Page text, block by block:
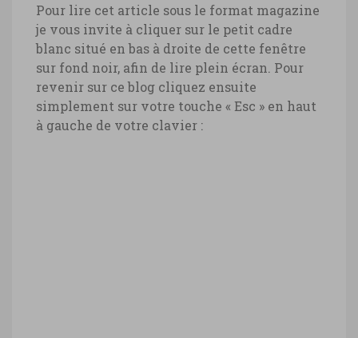
Pour lire cet article sous le format magazine
je vous invite à cliquer sur le petit cadre
blanc situé en bas à droite de cette fenêtre
sur fond noir, afin de lire plein écran. Pour
revenir sur ce blog cliquez ensuite
simplement sur votre touche « Esc » en haut
à gauche de votre clavier :